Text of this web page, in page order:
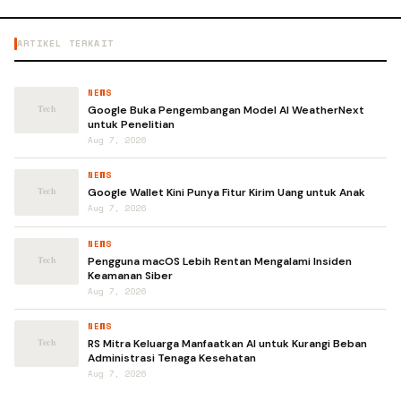
ARTIKEL TERKAIT
NEWS
Google Buka Pengembangan Model AI WeatherNext
untuk Penelitian
Aug 7, 2026
NEWS
Google Wallet Kini Punya Fitur Kirim Uang untuk Anak
Aug 7, 2026
NEWS
Pengguna macOS Lebih Rentan Mengalami Insiden
Keamanan Siber
Aug 7, 2026
NEWS
RS Mitra Keluarga Manfaatkan AI untuk Kurangi Beban
Administrasi Tenaga Kesehatan
Aug 7, 2026